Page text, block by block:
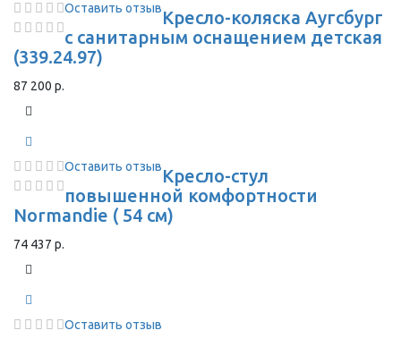
Оставить отзывКресло-коляска Аугсбург
с санитарным оснащением детская
(339.24.97)
87 200 р.
Оставить отзывКресло-стул
повышенной комфортности
Normandie ( 54 см)
74 437 р.
Оставить отзыв